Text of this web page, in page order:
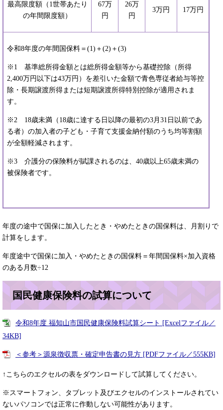
最高限度額（1世帯あたり
の年間限度額）
67万
円
26万
円
3万円 17万円
令和8年度の年間国保料＝(1)＋(2)＋(3)
※1 基準総所得金額とは総所得金額等から基礎控除（所得
2,400万円以下は43万円）を差引いた金額で青色専従者給与等控
除・長期譲渡所得または短期譲渡所得特別控除が適用されま
す。
※2 18歳未満（18歳に達する日以降の最初の3月31日以前であ
る者）の加入者の子ども・子育て支援金納付額のうち均等割額
が全額軽減されます。
※3 介護分の保険料が賦課されるのは、40歳以上65歳未満の
被保険者です。
年度の途中で国保に加入したとき・やめたときの国保料は、月割りで
計算をします。
年度途中で国保に加入・やめたときの国保料＝年間国保料×加入資格
のある月数÷12
国民健康保険料の試算について
令和8年度 福知山市国民健康保険料試算シート [Excelファイル／
34KB]
＜参考＞源泉徴収票・確定申告書の見方 [PDFファイル／555KB]
↑こちらのエクセルの表をダウンロードして試算してください。
※スマートフォン、タブレット及びエクセルのインストールされてい
ないパソコンでは正常に作動しない可能性があります。